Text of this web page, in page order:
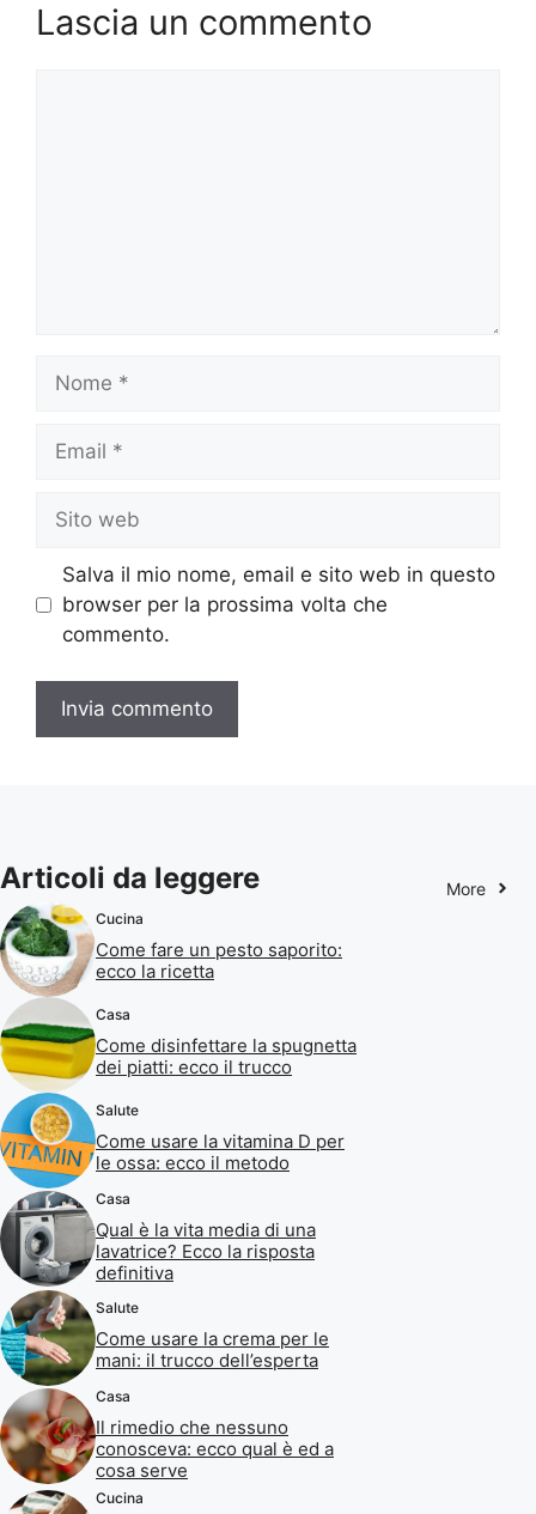
Lascia un commento
Nome
Email
Sito
web
Salva il mio nome, email e sito web in questo
browser per la prossima volta che
commento.
Articoli da leggere More
Cucina
Come fare un pesto saporito:
ecco la ricetta
Casa
Come disinfettare la spugnetta
dei piatti: ecco il trucco
Salute
Come usare la vitamina D per
le ossa: ecco il metodo
Casa
Qual è la vita media di una
lavatrice? Ecco la risposta
definitiva
Salute
Come usare la crema per le
mani: il trucco dell’esperta
Casa
Il rimedio che nessuno
conosceva: ecco qual è ed a
cosa serve
Cucina